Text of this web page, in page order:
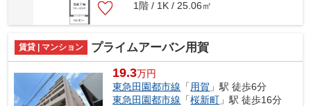
1階 / 1K / 25.06㎡
賃貸 | マンション プライムアーバン用賀
19.3万円
東急田園都市線 「 用賀 」駅 徒歩6分
東急田園都市線 「桜新町 」駅 徒歩16分